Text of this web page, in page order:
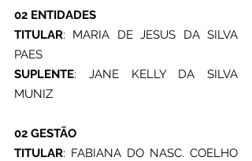
02 ENTIDADES
TITULAR: MARIA DE JESUS DA SILVA
PAES
SUPLENTE: JANE KELLY DA SILVA
MUNIZ
02 GESTÃO
TITULAR: FABIANA DO NASC. COELHO